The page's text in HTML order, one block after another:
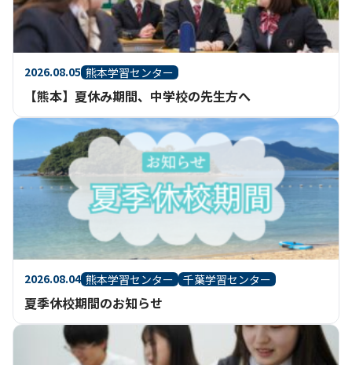
2026.08.05 熊本学習センター
【熊本】夏休み期間、中学校の先生方へ
2026.08.04 熊本学習センター 千葉学習センター
夏季休校期間のお知らせ